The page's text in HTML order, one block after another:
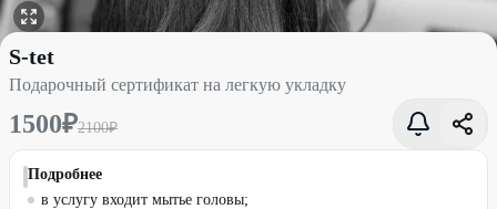
Подарочный сертификат на легкую укладку со скидкой 28% -
S-tet
Подарочный сертификат на легкую укладку
1500₽2100₽
Подробнее
в услугу входит мытье головы;